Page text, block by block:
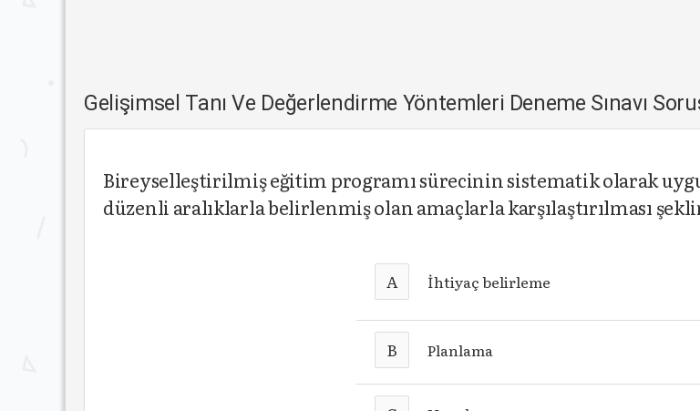
Gelişimsel Tanı Ve Değerlendirme Yöntemleri Deneme Sınavı
Bireyselleştirilmiş eğitim programı sürecinin sistematik olarak
düzenli aralıklarla belirlenmiş olan amaçlarla karşılaştırılması
A İhtiyaç belirleme
B Planlama